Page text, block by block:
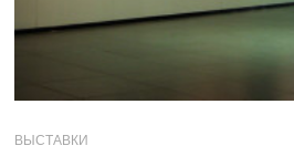
ВЫСТАВКИ